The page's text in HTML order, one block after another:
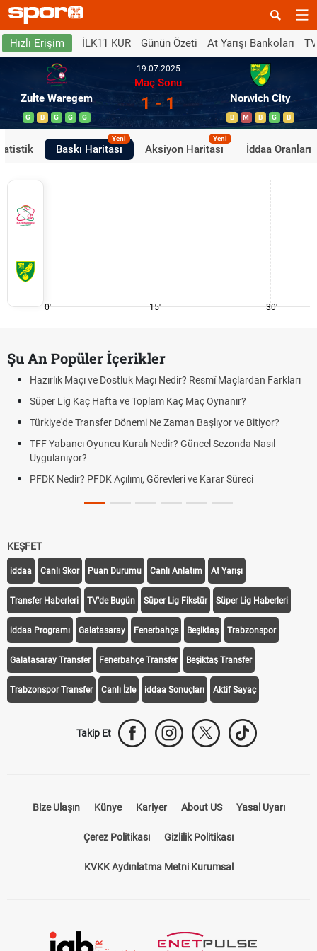
Hızlı Erişim İLK11 KUR Günün Özeti At Yarışı Bankoları
Zulte Waregem
G B G G G
19.07.2025
Maç Sonu
1 - 1 Norwich City
B M B G B
Baskı Haritası
Yeni
Aksiyon Haritası
Yeni
İddaa Oranları
0' 15' 30'
Şu An Popüler İçerikler
Hazırlık Maçı ve Dostluk Maçı Nedir? Resmî Maçlardan Farkları
Süper Lig Kaç Hafta ve Toplam Kaç Maç Oynanır?
Türkiye'de Transfer Dönemi Ne Zaman Başlıyor ve Bitiyor?
TFF Yabancı Oyuncu Kuralı Nedir? Güncel Sezonda Nasıl
Uygulanıyor?
PFDK Nedir? PFDK Açılımı, Görevleri ve Karar Süreci
KEŞFET
iddaa Canlı Skor Puan Durumu Canlı Anlatım At Yarışı
Transfer Haberleri TV'de Bugün Süper Lig Fikstür Süper Lig Haberleri
iddaa Programı Galatasaray Fenerbahçe Beşiktaş Trabzonspor
Galatasaray Transfer Fenerbahçe Transfer Beşiktaş Transfer
Trabzonspor Transfer Canlı İzle iddaa Sonuçları Aktif Sayaç
Takip Et
Bize Ulaşın Künye Kariyer About US Yasal Uyarı
Çerez Politikası Gizlilik Politikası
KVKK Aydınlatma Metni Kurumsal